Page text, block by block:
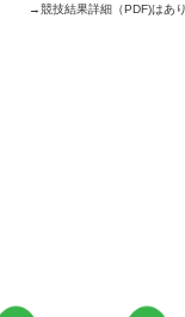
→競技結果詳細（PDF)はあ